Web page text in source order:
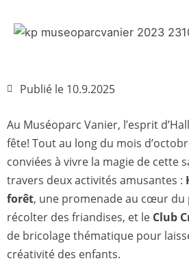
Publié le 10.9.2025
Au Muséoparc Vanier, l’esprit
fête! Tout au long du mois
conviées à vivre la magie de cette
travers deux activités amusantes :
forêt, une promenade au cœur du
récolter des friandises, et le Club
de bricolage thématique pour
créativité des enfants.